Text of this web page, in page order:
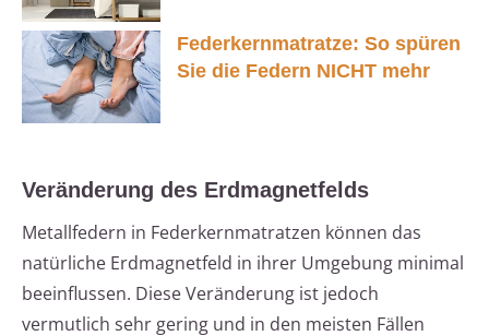
Federkernmatratze: So spüren
Sie die Federn NICHT mehr
Veränderung des Erdmagnetfelds
Metallfedern in Federkernmatratzen können das
natürliche Erdmagnetfeld in ihrer Umgebung minimal
beeinflussen. Diese Veränderung ist jedoch
vermutlich sehr gering und in den meisten Fällen